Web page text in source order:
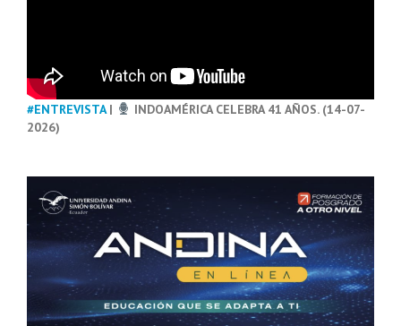
#ENTREVISTA|
INDOAMÉRICA CELEBRA 41 AÑOS. (14-07-
2026)